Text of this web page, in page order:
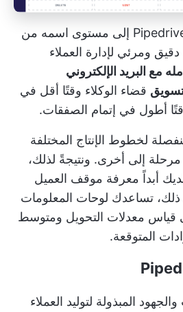
يرقى Pipedrive إلى مستوى اسمه من
ومرئي لإدارة العملاء
مع البريد الإلكتروني
قضاء الوكلاء وقتًا أقل في
أطول في إتمام الصفقات.
لخطوط الإنتاج المختلفة
إلى أخرى. ونتيجةً لذلك،
أبداً معرفة موقف العميل
ذلك، تساعدك لوحات المعلومات
قياس معدلات التحويل ومتوسط
المتوقعة.
المبذولة لتوليد العملاء